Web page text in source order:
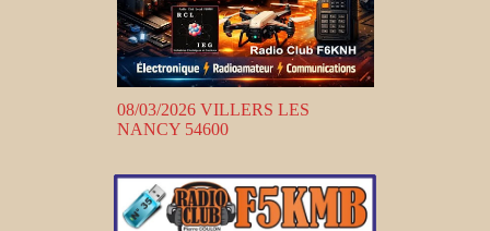
08/03/2026 VILLERS LES
NANCY 54600